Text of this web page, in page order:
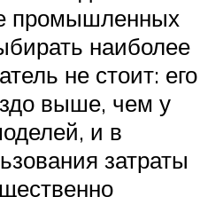
промышленных
наиболее
не стоит: его
выше, чем у
и в
затраты